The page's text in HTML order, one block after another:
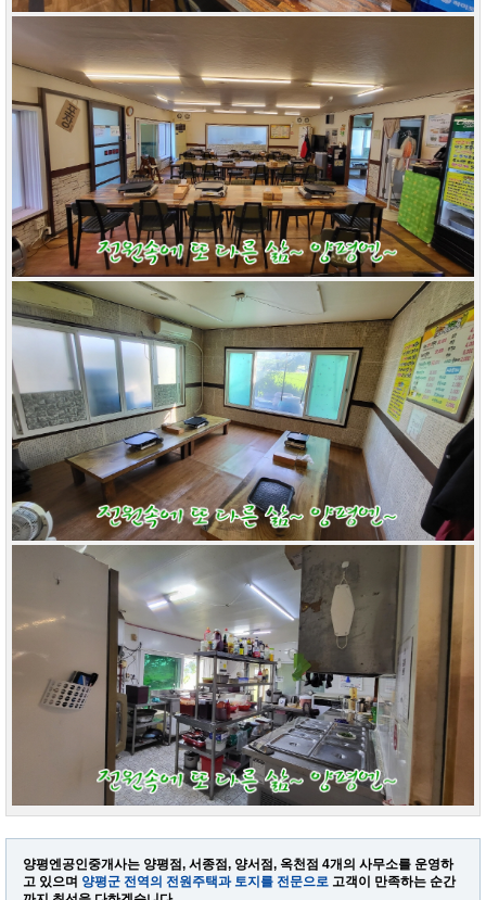
양평엔공인중개사는 양평점, 서종점, 양서점, 옥천점 4개의 사무소를 운영하
고 있으며 양평군 전역의 전원주택과 토지를 전문으로 고객이 만족하는 순간